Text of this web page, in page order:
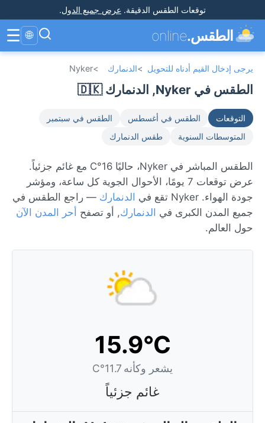
توقعات الطقس الدقيقة. عرض جميع الدول.
الطقس.online
🌐
☰
يرجى إدخال القيم أدناه للتحويل >الدنمارك >
Nyker
الطقس في Nyker, الدنمارك 🇩🇰
التوقعات الطقس في أغسطس
الطقس في سبتمبر
المتوسطات السنوية
طقس الدنمارك
الطقس المباشر في Nyker، حاليًا 16°C مع غائم جزئياً.
عرض توقعات 7 يومًا، الأحوال الجوية كل ساعة، ومؤشر
جودة الهواء. Nyker تقع في
الدنمارك — راجع الطقس في
جميع المدن الكبرى في الدنمارك, أو تصفح أحر المدن الآن
حول العالم.
15.9°C
يشعر وكأنه 11.7°C
غائم جزئياً